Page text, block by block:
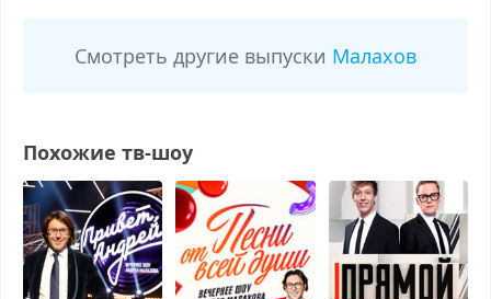
Смотреть другие выпуски Малахов
Похожие тв-шоу